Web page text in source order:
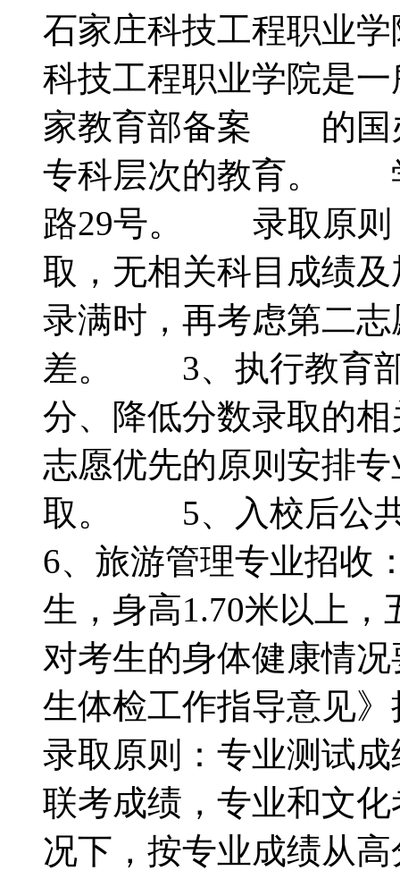
石家庄科技工程职业
科技工程职业学院是
家教育部备案 的国
专科层次的教育。
路29号。 录取原
取，无相关科目成绩
录满时，再考虑第二
差。 3、执行教育部
分、降低分数录取的
志愿优先的原则安排
取。 5、入校后公
6、旅游管理专业招收
生，身高1.70米以上
对考生的身体健康情
生体检工作指导意见
录取原则：专业测试
联考成绩，专业和文
况下，按专业成绩从